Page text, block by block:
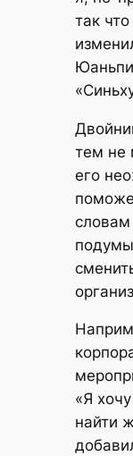
так
тем не
его
«Я
найти